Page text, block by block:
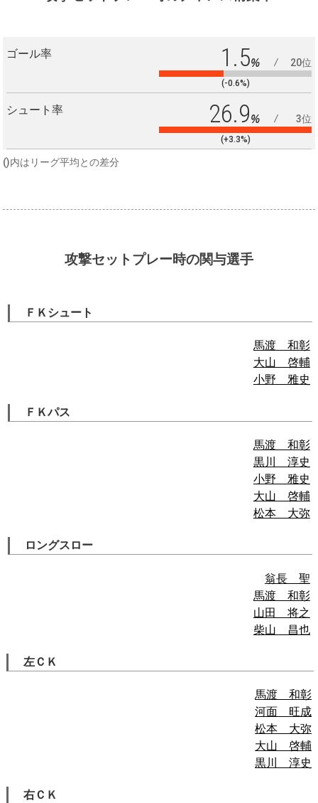
ゴール率 1.5% 20位
(-0.6%)
シュート率 26.9% 3位
(+3.3%)
()内はリーグ平均との差分
攻撃セットプレー時の関与選手
ＦＫシュート
馬渡 和彰
大山 啓輔
小野 雅史
ＦＫパス
馬渡 和彰
黒川 淳史
小野 雅史
大山 啓輔
松本 大弥
ロングスロー
翁長 聖
馬渡 和彰
山田 将之
柴山 昌也
左ＣＫ
馬渡 和彰
河面 旺成
松本 大弥
大山 啓輔
黒川 淳史
右ＣＫ